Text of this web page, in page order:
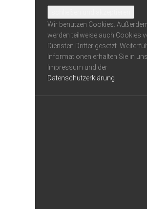
Wir benutzen Cookies.
werden teilweise auch Cookies
Diensten Dritter gesetzt.
Informationen erhalten Sie in
Impressum und der
Datenschutzerklärung